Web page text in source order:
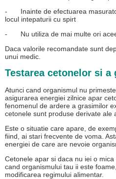
-
Inainte de efectuarea
locul intepaturii cu spirt
-
Nu utiliza de mai multe ori
Daca valorile recomandate sunt
unui medic.
Testarea cetonelor si
Atunci cand organismul nu
asigurarea energiei zilnice apar
fenomenul de ardere a grasimilor
cetonele sunt produse derivate ale
Este o situatie care apare, de
fiind, ai stari frecvente de voma.
energiei de care are nevoie
Cetonele apar si daca nu iei o
cand organismului tau ii este
modificarea regimului alimentar.